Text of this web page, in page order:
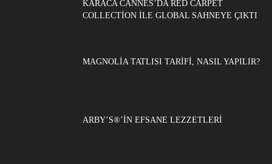
KARACA CANNES’DA RED CARPET
COLLECTION ILE GLOBAL SAHNEYE ÇIKTI
MAGNOLIA TATLISI TARIFI, NASIL YAPILIR?
ARBY’S®’IN EFSANE LEZZETLERI